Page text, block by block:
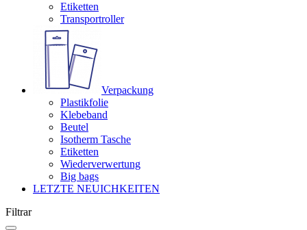
Etiketten
Transportroller
Verpackung
Plastikfolie
Klebeband
Beutel
Isotherm Tasche
Etiketten
Wiederverwertung
Big bags
LETZTE NEUICHKEITEN
Filtrar